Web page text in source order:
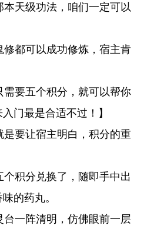
天级功法，咱们一定可以
都可以成功修炼，宿主肯
要五个积分，就可以帮你
门最是合适不过！】
要让宿主明白，积分的重
积分兑换了，随即手中出
的药丸。
一阵清明，仿佛眼前一层